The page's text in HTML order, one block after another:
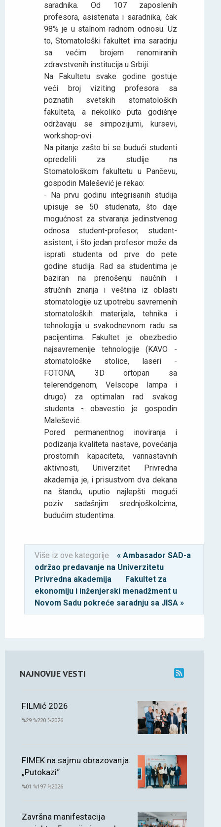
saradnika. Od 107 zaposlenih
profesora, asistenata i saradnika, čak
98% je u stalnom radnom odnosu. Uz
to, Stomatološki fakultet ima saradnju
sa većim brojem renomiranih
zdravstvenih institucija u Srbiji.
Na Fakultetu svake godine gostuje
veći broj viziting profesora sa
poznatih svetskih stomatoloških
fakulteta, a nekoliko puta godišnje
održavaju se simpozijumi, kursevi,
workshop-ovi.
Na pitanje zašto bi se budući studenti
opredelili za studije na
Stomatološkom fakultetu u Pančevu,
gospodin Malešević je rekao:
- Na prvu godinu integrisanih studija
upisuje se 50 studenata, što daje
mogućnost za stvaranja jedinstvenog
odnosa student-profesor, student-
asistent, i što jedan profesor može da
isprati studenta od prve do pete
godine studija. Rad sa studentima je
baziran na prenošenju naučnih i
stručnih znanja i veština iz oblasti
stomatologije uz upotrebu savremenih
stomatoloških materijala, tehnika i
tehnologija u svakodnevnom radu sa
pacijentima. Fakultet je obezbedio
najsavremenije tehnologije (KAVO -
stomatološke stolice, laseri -
FOTONA, 3D ortopan sa
telerendgenom, Velscope lampa i
drugo) za optimalan rad svakog
studenta - obavestio je gospodin
Malešević.
Pored permanentnog inoviranja i
podizanja kvaliteta nastave, povećanja
prostornih kapaciteta, vannastavnih
aktivnosti, Univerzitet Privredna
akademija je, i prisustvom dva dekana
na štandu, uputio najlepšti mogući
poziv sadašnjim srednjoškolcima,
budućim studentima.
Više iz ove kategorije
« Ambasador SAD-a
održao predavanje na Univerzitetu
Privredna akademija
Fakultet za
ekonomiju i inženjerski menadžment u
Novom Sadu pokreće saradnju sa JISA »
NAJNOVIJE VESTI
FILMić 2026
%29 %220 %2026
FIMEK na sajmu obrazovanja
„Putokazi“
%01 %197 %2026
Završna manifestacija